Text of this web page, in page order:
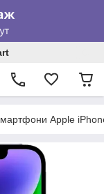
Apple